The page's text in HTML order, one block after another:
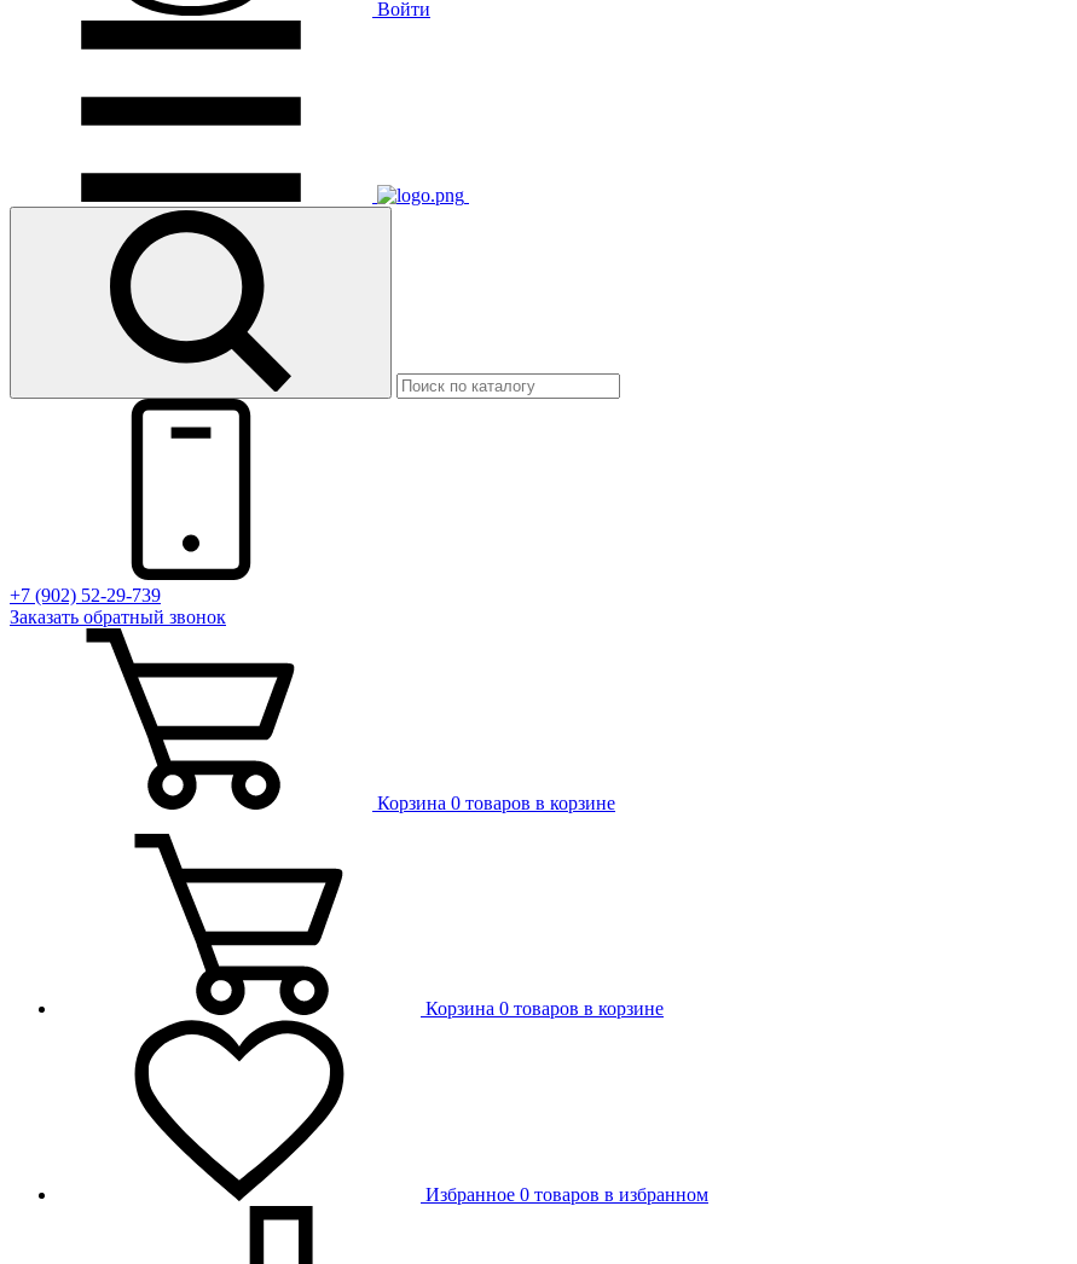
Войти
+7 (902) 52-29-739
Заказать обратный звонок
Корзина 0 товаров в корзине
Корзина 0 товаров в корзине
Избранное 0 товаров в избранном